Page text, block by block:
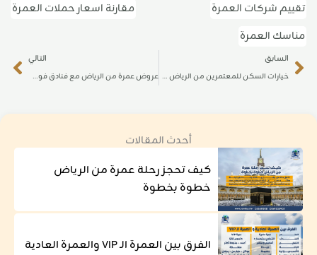
أحدث المقالات
كيف تحجز رحلة عمرة من الرياض
خطوة بخطوة
الفرق بين العمرة الـ VIP والعمرة العادية
تقييم شركات العمرة
مقارنة اسعار حملات العمرة
مناسك العمرة
Prev
السابق
خيارات السكن للمعتمرين من الرياض في فنادق 4 و5 نجوم
التالي
عروض عمرة من الرياض مع فنادق فوكو وهوليدي إن بأسعار تبدأ من 120 ريال